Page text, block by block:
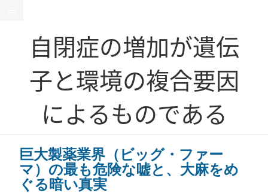
自閉症の増加が遺伝
子と環境の複合要因
によるものである
巨大製薬業界（ビッグ・ファー
マ）の最も危険な嘘と、大麻をめ
ぐる暗い真実